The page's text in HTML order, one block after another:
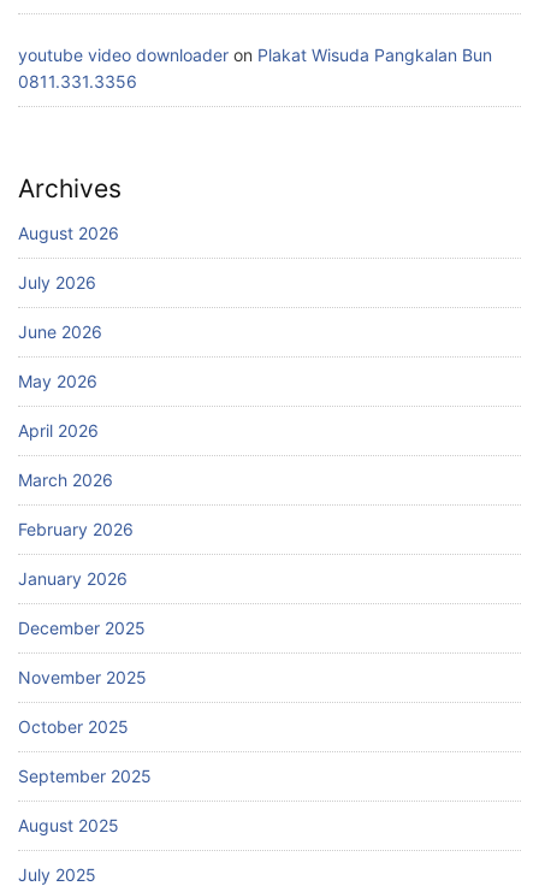
youtube video downloader on Plakat Wisuda Pangkalan Bun
0811.331.3356
Archives
August 2026
July 2026
June 2026
May 2026
April 2026
March 2026
February 2026
January 2026
December 2025
November 2025
October 2025
September 2025
August 2025
July 2025